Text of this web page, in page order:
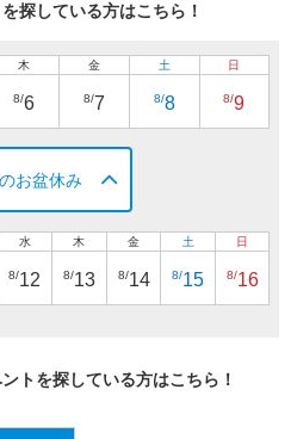
探している方はこちら！
木
8/6
金
8/7
土
8/8
日
8/9
お盆休み
水
8/12
木
8/13
金
8/14
土
8/15
日
8/16
トを探している方はこちら！